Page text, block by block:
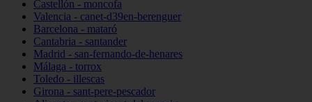
Castellón - moncofa
Valencia - canet-d39en-berenguer
Barcelona - mataró
Cantabria - santander
Madrid - san-fernando-de-henares
Málaga - torrox
Toledo - illescas
Girona - sant-pere-pescador